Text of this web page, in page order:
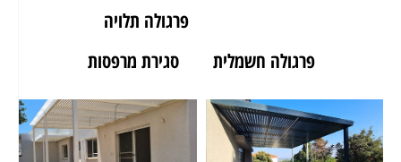
פרגולה תלויה
פרגולה חשמלית
סגירת מרפסות